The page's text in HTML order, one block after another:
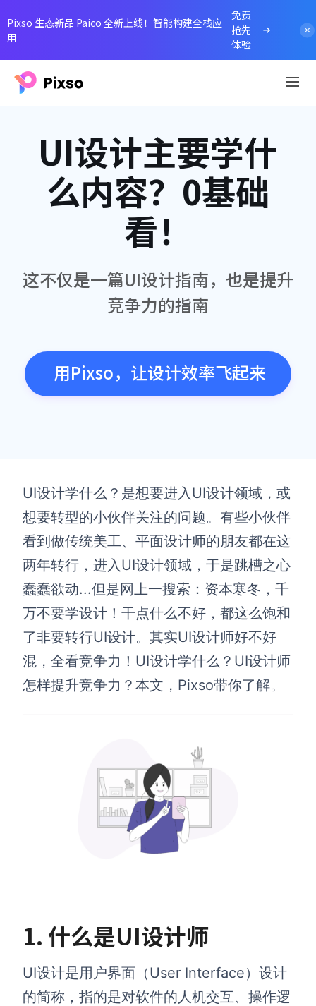
Pixso 生态新品 Paico 全新上线！智能构建全栈应
用
免费
抢先
体验
UI设计主要学什
么内容？0基础
看！
这不仅是一篇UI设计指南，也是提升
竞争力的指南
用Pixso，让设计效率飞起来
UI设计学什么？是想要进入UI设计领域，或
想要转型的小伙伴关注的问题。有些小伙伴
看到做传统美工、平面设计师的朋友都在这
两年转行，进入UI设计领域，于是跳槽之心
蠢蠢欲动...但是网上一搜索：资本寒冬，千
万不要学设计！干点什么不好，都这么饱和
了非要转行UI设计。其实UI设计师好不好
混，全看竞争力！UI设计学什么？UI设计师
怎样提升竞争力？本文，Pixso带你了解。
1. 什么是UI设计师
UI设计是用户界面（User Interface）设计
的简称，指的是对软件的人机交互、操作逻